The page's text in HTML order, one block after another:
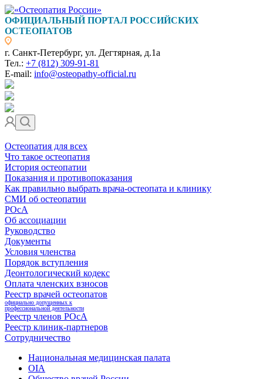
ОФИЦИАЛЬНЫЙ ПОРТАЛ РОССИЙСКИХ
ОСТЕОПАТОВ
г. Санкт-Петербург, ул. Дегтярная, д.1а
Тел.: +7 (812) 309-91-81
E-mail: info@osteopathy-official.ru
Остеопатия для всех
Что такое остеопатия
История остеопатии
Показания и противопоказания
Как правильно выбрать врача-остеопата и клинику
СМИ об остеопатии
РОсА
Об ассоциации
Руководство
Документы
Условия членства
Порядок вступления
Деонтологический кодекс
Оплата членских взносов
Реестр врачей остеопатов
официально допущенных к
профессиональной деятельности
Реестр членов РОсА
Реестр клиник-партнеров
Сотрудничество
Национальная медицинская палата
OIA